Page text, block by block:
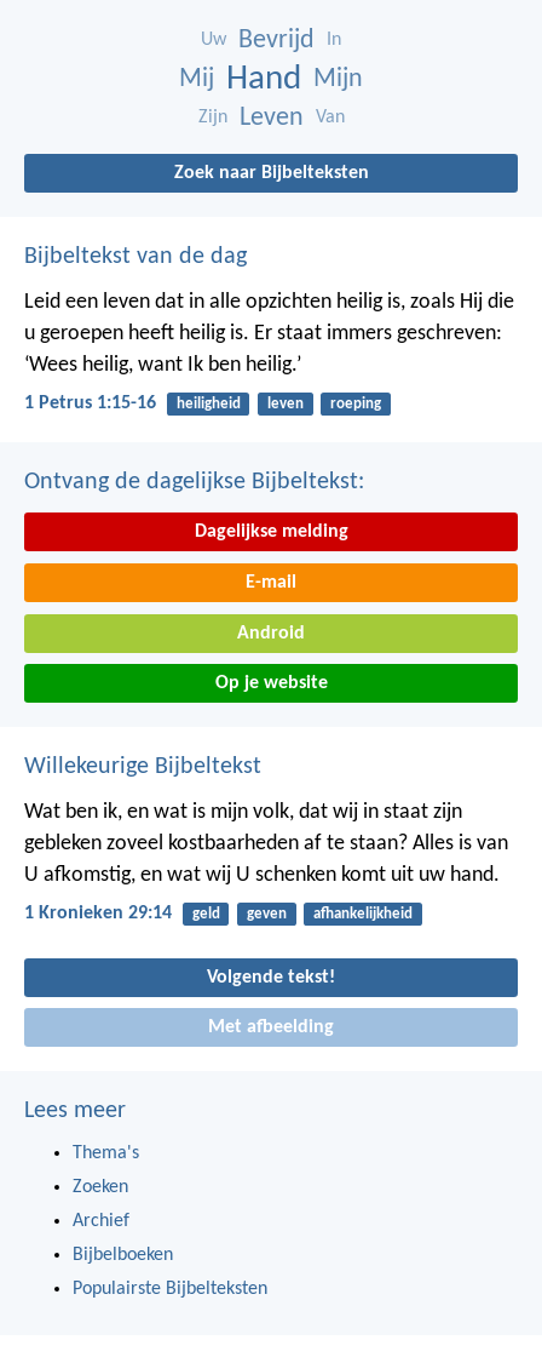
Uw Bevrijd In
Mij Hand Mijn
Zijn Leven Van
Zoek naar Bijbelteksten
Bijbeltekst van de dag
Leid een leven dat in alle opzichten heilig is, zoals Hij die
u geroepen heeft heilig is. Er staat immers geschreven:
‘Wees heilig, want Ik ben heilig.’
1 Petrus 1:15-16 heiligheid leven roeping
Ontvang de dagelijkse Bijbeltekst:
Dagelijkse melding
E-mail
Android
Op je website
Willekeurige Bijbeltekst
Wat ben ik, en wat is mijn volk, dat wij in staat zijn
gebleken zoveel kostbaarheden af te staan? Alles is van
U afkomstig, en wat wij U schenken komt uit uw hand.
1 Kronieken 29:14 geld geven afhankelijkheid
Volgende tekst!
Met afbeelding
Lees meer
Thema's
Zoeken
Archief
Bijbelboeken
Populairste Bijbelteksten